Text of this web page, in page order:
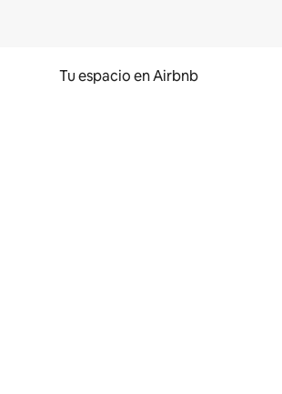
Tu espacio en Airbnb
la pantalla.